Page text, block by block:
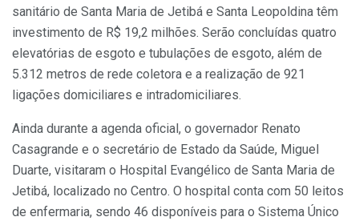
sanitário de Santa Maria de Jetibá e Santa Leopoldina têm
investimento de R$ 19,2 milhões. Serão concluídas quatro
elevatórias de esgoto e tubulações de esgoto, além de
5.312 metros de rede coletora e a realização de 921
ligações domiciliares e intradomiciliares.
Ainda durante a agenda oficial, o governador Renato
Casagrande e o secretário de Estado da Saúde, Miguel
Duarte, visitaram o Hospital Evangélico de Santa Maria de
Jetibá, localizado no Centro. O hospital conta com 50 leitos
de enfermaria, sendo 46 disponíveis para o Sistema Único